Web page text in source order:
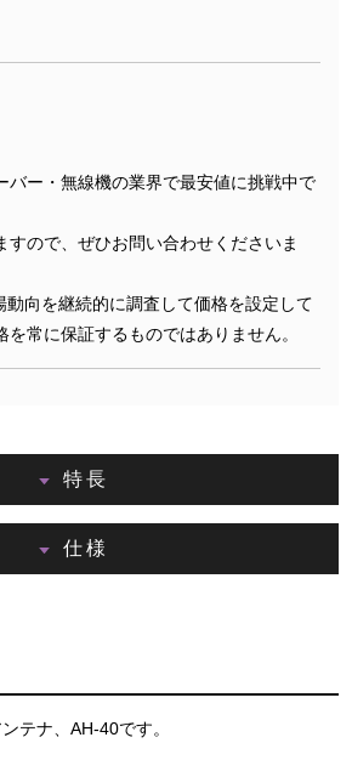
バー・無線機の業界で最安値に挑戦中で
すので、ぜひお問い合わせくださいま
向を継続的に調査して価格を設定して
を常に保証するものではありません。
特長
仕様
テナ、AH-40です。